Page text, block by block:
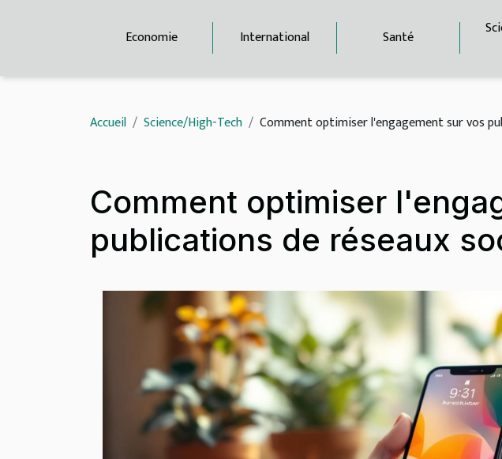
Economie International Santé
Accueil Science/High-Tech Comment optimiser l'engagement sur vos
Comment optimiser
publications de réseaux